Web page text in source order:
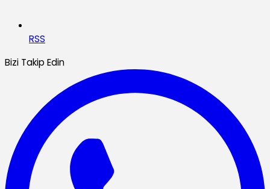
RSS
Bizi Takip Edin